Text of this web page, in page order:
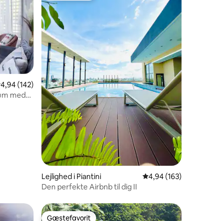
omtaler
ud af 5 i gennemsnitlig bedømmelse, 142 omtaler
4,94 (142)
med
Lejlighed i Piantini 4,94 ud af 5 i
4,94 (163)
Den perfekte Airbnb til dig II
Gæstefavorit